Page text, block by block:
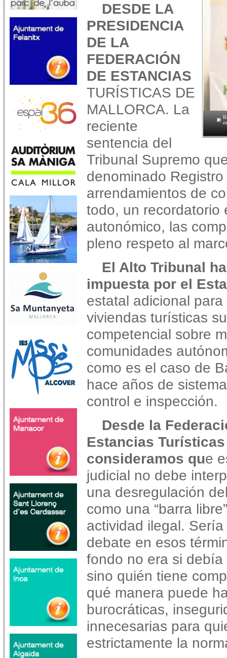
DESDE LA
PRESIDENCIA
DE LA
FEDERACIÓN
DE ESTANCIAS
TURÍSTICAS DE
MALLORCA. La
reciente
sentencia del
Tribunal Supremo
denominado
arrendamientos de
todo, un recordatorio
autonómico, las
pleno respeto al
El Alto Tribunal
impuesta por el
estatal adicional
viviendas turísticas
competencial sobre
comunidades
como es el caso de
hace años de
control e inspección.
Desde la
Estancias
consideramos que
judicial no debe
una desregulación
como una “barra
actividad ilegal.
debate en esos
fondo no era si
sino quién tiene
qué manera puede
burocráticas,
innecesarias para
estrictamente la